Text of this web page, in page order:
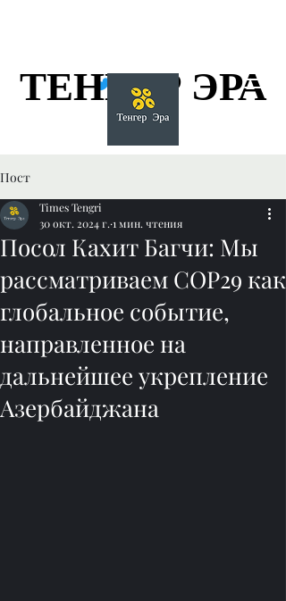
ТЕНГЕР ЭРА
ТЕНГЕР ЭРА
Пост
Посол Кахит Багчи: Мы
рассматриваем COP29 как
глобальное событие,
направленное на
дальнейшее укрепление
Азербайджана
Times Tengri
30 окт. 2024 г. 1 мин. чтения